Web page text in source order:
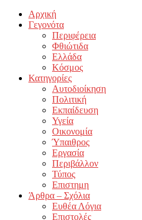
Facebook
Twitter
Instagram
Youtube
Email
Αρχική
Γεγονότα
Περιφέρεια
Φθιώτιδα
Ελλάδα
Κόσμος
Κατηγορίες
Αυτοδιοίκηση
Πολιτική
Εκπαίδευση
Υγεία
Οικονομία
Ύπαιθρος
Εργασία
Περιβάλλον
Τύπος
Επιστημη
Άρθρα – Σχόλια
Ευθέα Λόγια
Επιστολές